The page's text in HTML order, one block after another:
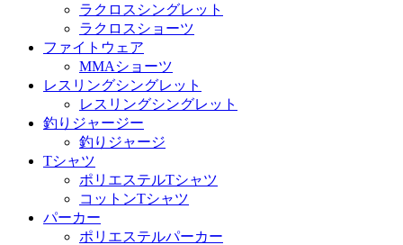
ラクロスシングレット
ラクロスショーツ
ファイトウェア
MMAショーツ
レスリングシングレット
レスリングシングレット
釣りジャージー
釣りジャージ
Tシャツ
ポリエステルTシャツ
コットンTシャツ
パーカー
ポリエステルパーカー